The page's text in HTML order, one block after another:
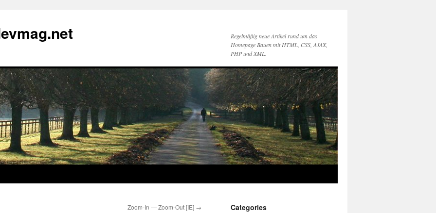
Regelmäßig neue Artikel rund um das
Homepage Bauen mit HTML, CSS, AJAX,
PHP und XML.
Zoom-In — Zoom-Out [IE] → Categories